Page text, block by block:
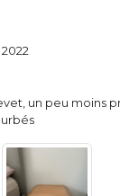
un peu moins